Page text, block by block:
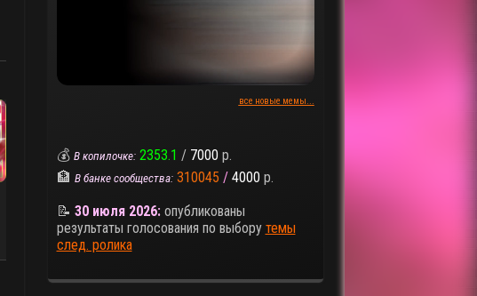
все новые мемы...
💰 В копилочке: 2353.1 / 7000 р.
🏦 В банке сообщества: 310045 / 4000 р.
📝 30 июля 2026:опубликованы
результаты голосования по выбору темы
след. ролика